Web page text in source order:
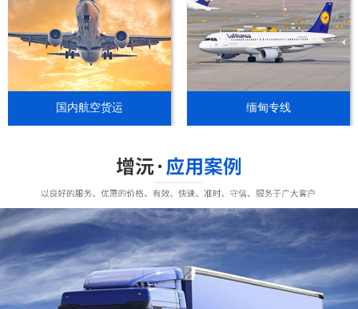
国内航空货运 缅甸专线